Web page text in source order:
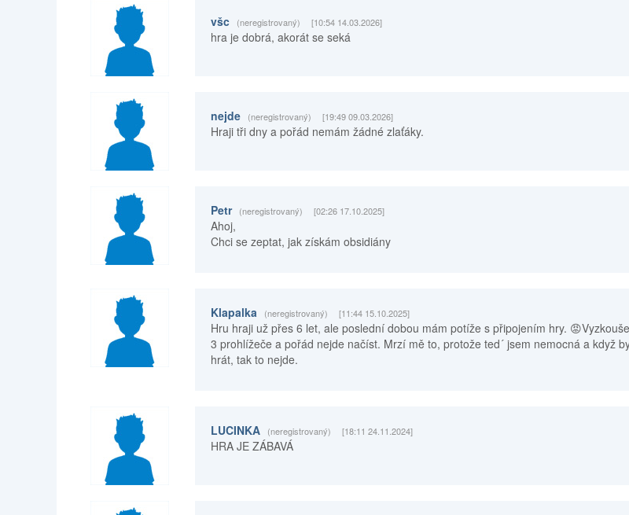
všc (neregistrovaný) [10:54 14.03.2026]
hra je dobrá, akorát se seká
nejde (neregistrovaný) [19:49 09.03.2026]
Hraji tři dny a pořád nemám žádné zlaťáky.
Petr (neregistrovaný) [02:26 17.10.2025]
Ahoj,
Chci se zeptat, jak získám obsidiány
Klapalka (neregistrovaný) [11:44 15.10.2025]
Hru hraji už přes 6 let, ale poslední dobou mám potíže s připojením hry.
3 prohlížeče a pořád nejde načíst. Mrzí mě to, protože ted´ jsem nemocná a když
hrát, tak to nejde.
LUCINKA (neregistrovaný) [18:11 24.11.2024]
HRA JE ZÁBAVÁ